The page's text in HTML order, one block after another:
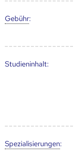
Gebühr:
Studien­inhalt:
Speziali­sierungen: